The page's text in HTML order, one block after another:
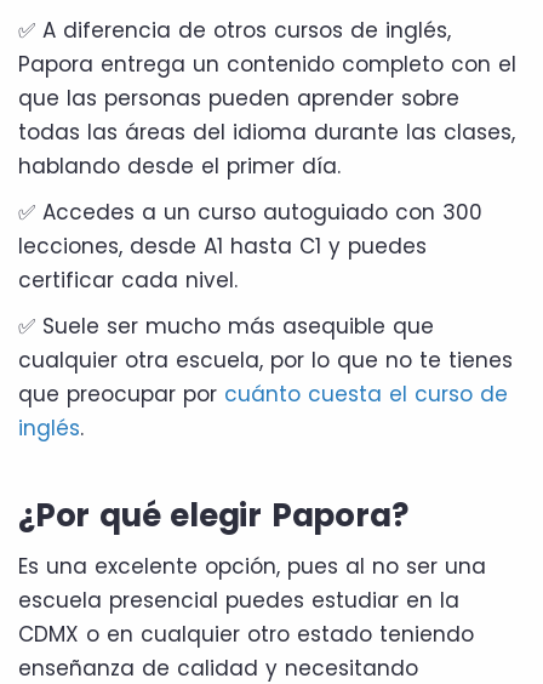
✅ A diferencia de otros cursos de inglés,
Papora entrega un contenido completo con el
que las personas pueden aprender sobre
todas las áreas del idioma durante las clases,
hablando desde el primer día.
✅ Accedes a un curso autoguiado con 300
lecciones, desde A1 hasta C1 y puedes
certificar cada nivel.
✅ Suele ser mucho más asequible que
cualquier otra escuela, por lo que no te tienes
que preocupar por cuánto cuesta el curso de
inglés.
¿Por qué elegir Papora?
Es una excelente opción, pues al no ser una
escuela presencial puedes estudiar en la
CDMX o en cualquier otro estado teniendo
enseñanza de calidad y necesitando